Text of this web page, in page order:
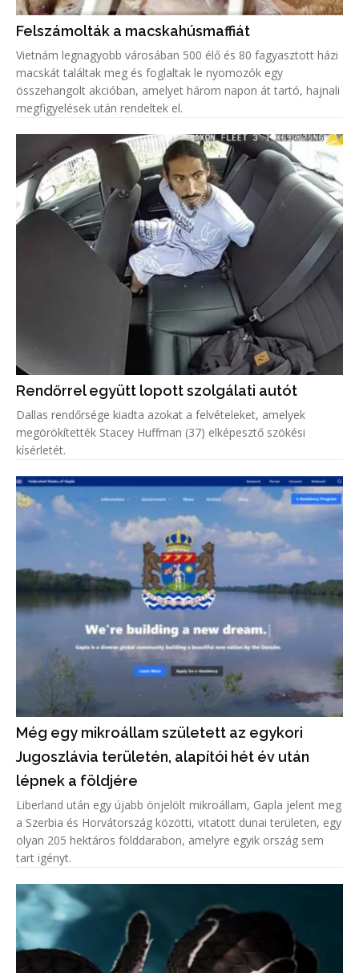
Felszámolták a macskahúsmaffiát
Vietnám legnagyobb városában 500 élő és 80 fagyasztott házi
macskát találtak meg és foglaltak le nyomozók egy
összehangolt akcióban, amelyet három napon át tartó, hajnali
megfigyelések után rendeltek el.
Rendőrrel együtt lopott szolgálati autót
Dallas rendőrsége kiadta azokat a felvételeket, amelyek
megörökítették Stacey Huffman (37) elképesztő szökési
kísérletét.
Még egy mikroállam született az egykori
Jugoszlávia területén, alapítói hét év után
lépnek a földjére
Liberland után egy újabb önjelölt mikroállam, Gapla jelent meg
a Szerbia és Horvátország közötti, vitatott dunai területen, egy
olyan 205 hektáros földdarabon, amelyre egyik ország sem
tart igényt.